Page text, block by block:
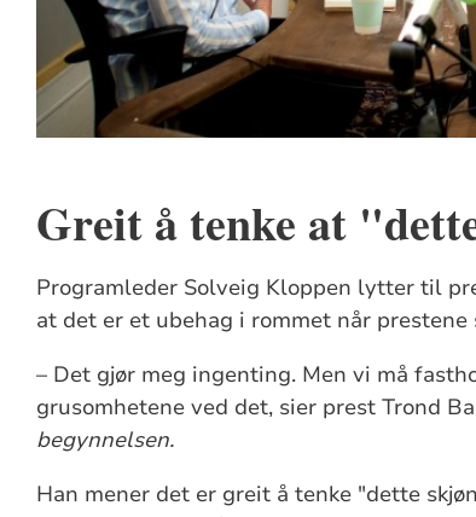
Greit å tenke at
Programleder Solveig Kloppen lytter til
at det er et ubehag i rommet når prestene
– Det gjør meg ingenting. Men vi må
grusomhetene ved det, sier prest Trond
begynnelsen.
Han mener det er greit å tenke "dette